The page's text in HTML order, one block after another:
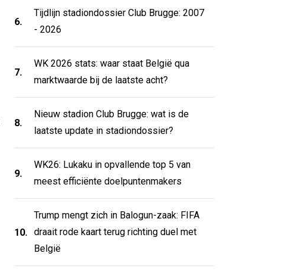
6.
Tijdlijn stadiondossier Club Brugge: 2007
- 2026
7.
WK 2026 stats: waar staat België qua
marktwaarde bij de laatste acht?
8.
Nieuw stadion Club Brugge: wat is de
laatste update in stadiondossier?
9.
WK26: Lukaku in opvallende top 5 van
meest efficiënte doelpuntenmakers
10.
Trump mengt zich in Balogun-zaak: FIFA
draait rode kaart terug richting duel met
België